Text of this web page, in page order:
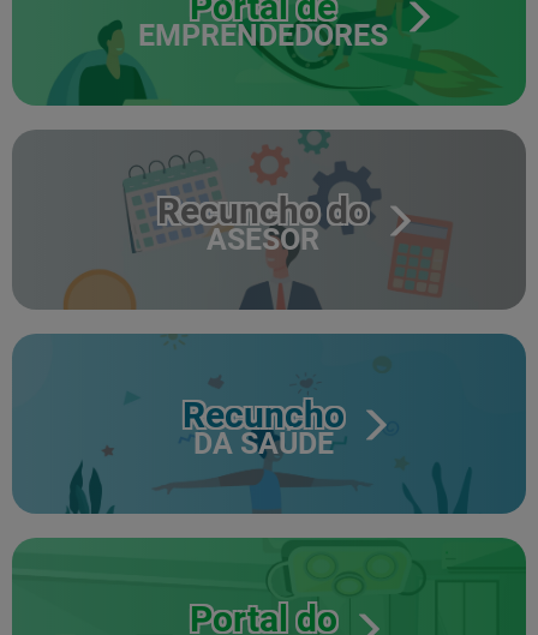
EMPRENDEDORES
Recuncho do
ASESOR
Recuncho
DA SAÚDE
Portal do